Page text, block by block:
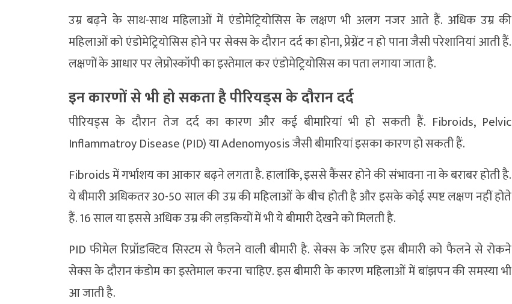
उम्र बढ़ने के साथ-साथ महिलाओं में एंडोमेट्रियोसिस के लक्षण भी अलग नजर आते हैं. अधिक उम्र की
महिलाओं को एंडोमेट्रियोसिस होने पर सेक्स के दौरान दर्द का होना, प्रेग्नेंट न हो पाना जैसी परेशानियां आती हैं.
लक्षणों के आधार पर लेप्रोस्कॉपी का इस्तेमाल कर एंडोमेट्रियोसिस का पता लगाया जाता है.
इन कारणों से भी हो सकता है पीरियड्स के दौरान दर्द
पीरियड्स के दौरान तेज दर्द का कारण और कई बीमारियां भी हो सकती हैं. Fibroids, Pelvic
Inflammatroy Disease (PID) या Adenomyosis जैसी बीमारियां इसका कारण हो सकती हैं.
Fibroids में गर्भाशय का आकार बढ़ने लगता है. हालांकि, इससे कैंसर होने की संभावना ना के बराबर होती है.
ये बीमारी अधिकतर 30-50 साल की उम्र की महिलाओं के बीच होती है और इसके कोई स्पष्ट लक्षण नहीं होते
हैं. 16 साल या इससे अधिक उम्र की लड़कियों में भी ये बीमारी देखने को मिलती है.
PID फीमेल रिप्रॉडक्टिव सिस्टम से फैलने वाली बीमारी है. सेक्स के जरिए इस बीमारी को फैलने से रोकने
सेक्स के दौरान कंडोम का इस्तेमाल करना चाहिए. इस बीमारी के कारण महिलाओं में बांझपन की समस्या भी
आ जाती है.